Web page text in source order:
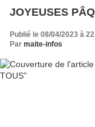
JOYEUSES
Publié le 08/04/2023 à
Par maite-infos